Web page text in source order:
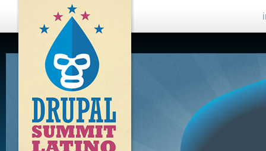
DRUPAL
SUMMIT
LATINO,
GUADALAJARA
2012